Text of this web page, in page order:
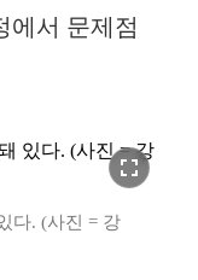
에서 문제점
fullscreen
다. (사진 = 강